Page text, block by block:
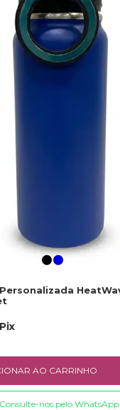
Pix
AO CARRINHO
Consulte-nos pelo WhatsApp